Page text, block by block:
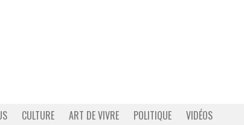
CULTURE ART DE VIVRE POLITIQUE VIDÉOS